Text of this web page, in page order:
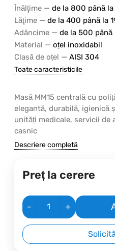
Înălţime — de la 800 până la
Lăţime — de la 400 până la
Adâncime — de la 500 până
Material — oțel inoxidabil
Clasă de oțel — AISI 304
Toate caracteristicile
Masă MM15 centrală cu
elegantă, durabilă, igienică
unități medicale, servicii de
casnic
Descriere completă
Preț la cerere
- +